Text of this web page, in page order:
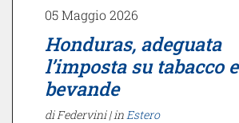
05 Maggio 2026
Honduras, adeguata
l’imposta su tabacco e
bevande
di Federvini | in Estero